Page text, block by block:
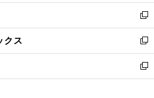
開
く
ウ
で
開
く
ン
ド
ウ
で
開
く
ウ
ィ
ン
ド
ウ
で
開
し
い
ウ
ィ
ン
ド
ウ
新
し
い
ウ
ィ
ン
クス
新
し
い
ウ
新
し